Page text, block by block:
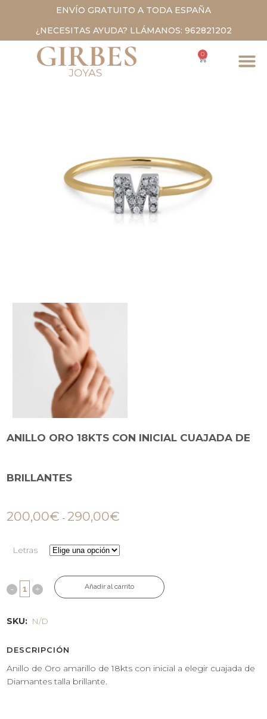
ENVÍO GRATUITO A TODA ESPAÑA
¿NECESITAS AYUDA? LLÁMANOS: 962821202
0
ANILLO ORO 18KTS CON INICIAL CUAJADA DE
BRILLANTES
200,00€ - 290,00€
Letras
Añadir al carrito
SKU: N/D
DESCRIPCIÓN
Anillo de Oro amarillo de 18kts con inicial a elegir cuajada de
Diamantes talla brillante.